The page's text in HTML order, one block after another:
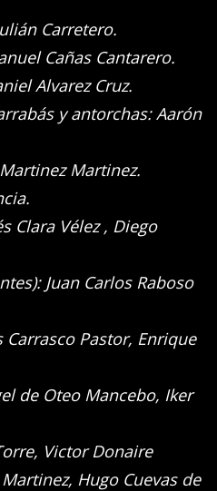
Carretero.
Cañas Cantarero.
Alvarez Cruz.
y antorchas: Aarón
Martinez.
Clara Vélez , Diego
Juan Carlos Raboso
Carrasco Pastor, Enrique
de Oteo Mancebo, Iker
Victor Donaire
Hugo Cuevas de